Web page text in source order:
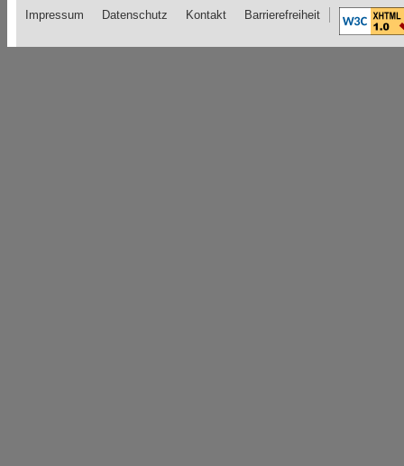
Impressum Datenschutz Kontakt Barrierefreiheit